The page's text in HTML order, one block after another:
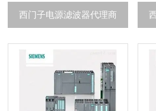
西门子电源滤波器代理商